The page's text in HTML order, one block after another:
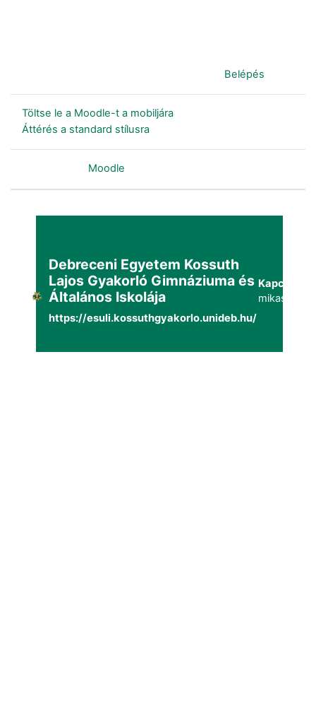
Belépés
Töltse le a Moodle-t a mobiljára
Áttérés a standard stílusra
Moodle
Debreceni Egyetem Kossuth
Lajos Gyakorló Gimnáziuma és
Általános Iskolája
https://esuli.kossuthgyakorlo.unideb.hu/
Kapcsolat: